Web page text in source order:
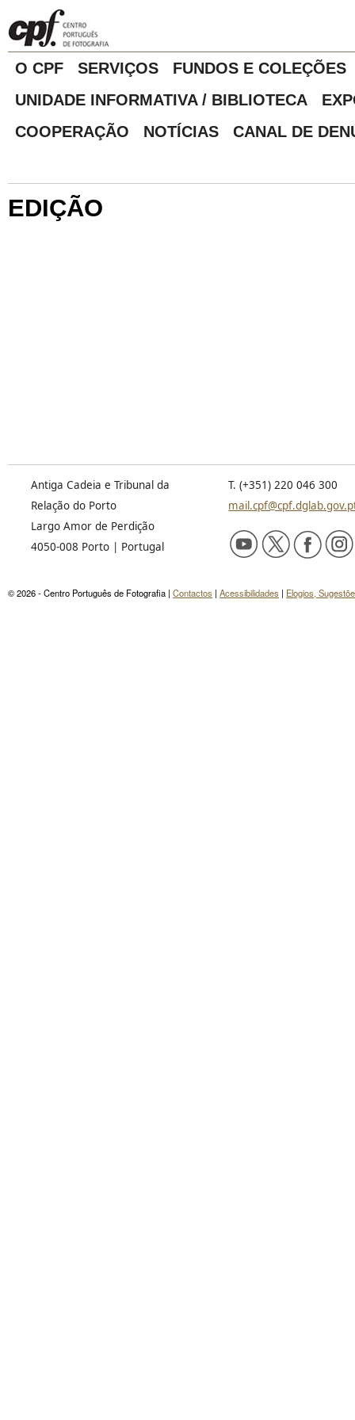
O CPF SERVIÇOS
FUNDOS E COLEÇÕES
UNIDADE INFORMATIVA / BIBLIOTECA
COOPERAÇÃO
NOTÍCIAS CANAL DE
EDIÇÃO
Antiga Cadeia e Tribunal da
Relação do Porto
Largo Amor de Perdição
4050-008 Porto | Portugal
T. (+351) 220 046 300
© 2026 - Centro Português de Fotografia | Contactos | Acessibilidades | Elogios,